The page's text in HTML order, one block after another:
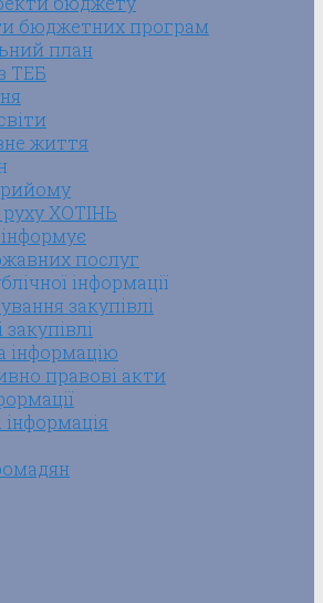
бюджетних програм
план
ТЕБ
життя
ХОТІНЬ
послуг
інформації
закупівлі
закупівлі
інформацію
правові акти